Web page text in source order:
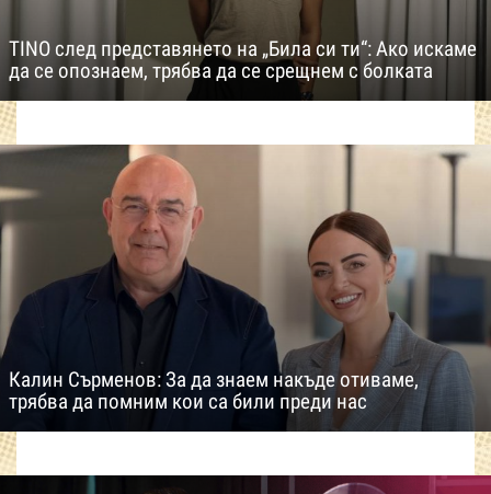
TINO след представянето на „Била си ти“: Ако искаме
да се опознаем, трябва да се срещнем с болката
Калин Сърменов: За да знаем накъде отиваме,
трябва да помним кои са били преди нас